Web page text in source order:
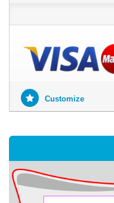
Customize